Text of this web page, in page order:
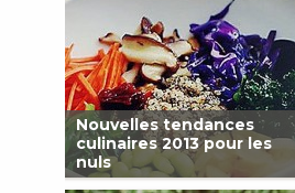
Nouvelles tendances
culinaires 2013 pour les
nuls